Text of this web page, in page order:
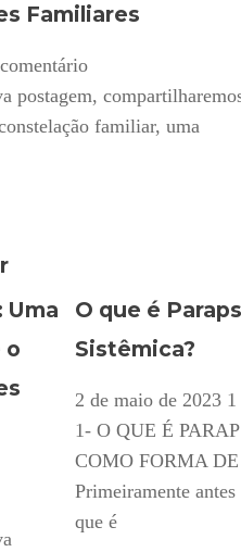
Familiares
postagem,
familiar, uma
Uma
o
O que é
Sistêmica?
2 de maio de 2023
1- O QUE É
COMO FORMA
Primeiramente
que é